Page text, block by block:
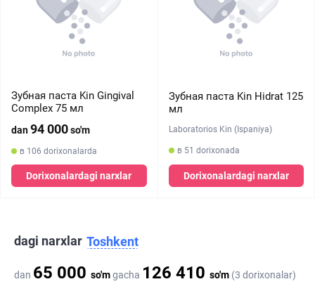
Зубная паста Kin Gingival
Complex 75 мл
dan94 000so'm
в 106 dorixonalarda
Dorixonalardagi narxlar
Зубная паста Kin Hidrat 125
мл
Laboratorios Kin (Ispaniya)
в 51 dorixonada
Dorixonalardagi narxlar
dagi narxlar Toshkent
dan 65 000 so'mgacha 126 410 so'm (3 dorixonalar)